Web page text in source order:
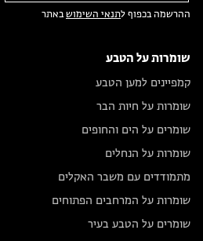
ההרשמה בכפוף לתנאי השימושבאתר
שומרות על הטבע
קמפיינים למען הטבע
שומרות על חיות הבר
שומרים על הים והחופים
שומרות על הנחלים
מתמודדים עם משבר האקלים
שומרות על המרחבים הפתוחים
שומרים על הטבע בעיר